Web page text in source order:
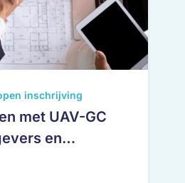
inschrijving
met UAV-GC
en